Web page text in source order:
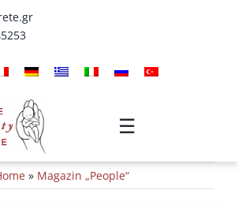
☰
» Magazin „People“